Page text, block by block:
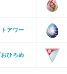
アワー
ひろめ